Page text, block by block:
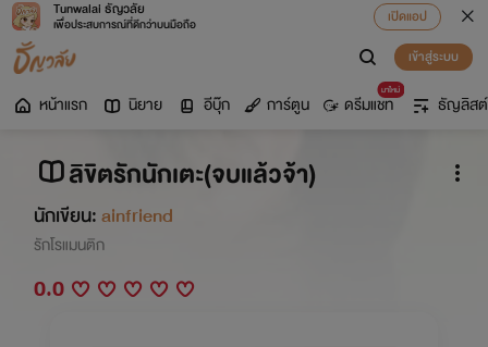
Tunwalai ธัญวลัย
เพื่อประสบการณ์ที่ดีกว่าบนมือถือ
เปิดแอป
เข้าสู่ระบบ
หน้าแรก นิยาย อีบุ๊ก การ์ตูน
มาใหม่
ดรีมแชท ธัญลิสต์
ลิขิตรักนักเตะ(จบแล้วจ้า)
นักเขียน:ainfriend
รักโรแมนติก
0.0